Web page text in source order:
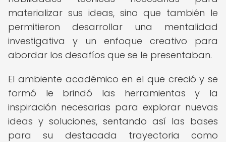
materializar sus ideas, sino que también le
permitieron desarrollar una mentalidad
investigativa y un enfoque creativo para
abordar los desafíos que se le presentaban.
El ambiente académico en el que creció y se
formó le brindó las herramientas y la
inspiración necesarias para explorar nuevas
ideas y soluciones, sentando así las bases
para su destacada trayectoria como